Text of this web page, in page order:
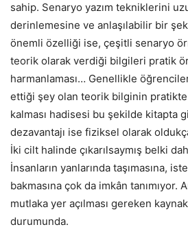
sahip. Senaryo yazım tekniklerini
derinlemesine ve anlaşılabilir bir
önemli özelliği ise, çeşitli senaryo
teorik olarak verdiği bilgileri pratik
harmanlaması… Genellikle
ettiği şey olan teorik bilginin pratikte
kalması hadisesi bu şekilde kitapta
dezavantajı ise fiziksel olarak
İki cilt halinde çıkarılsaymış belki
İnsanların yanlarında taşımasına,
bakmasına çok da imkân tanımıyor.
mutlaka yer açılması gereken
durumunda.